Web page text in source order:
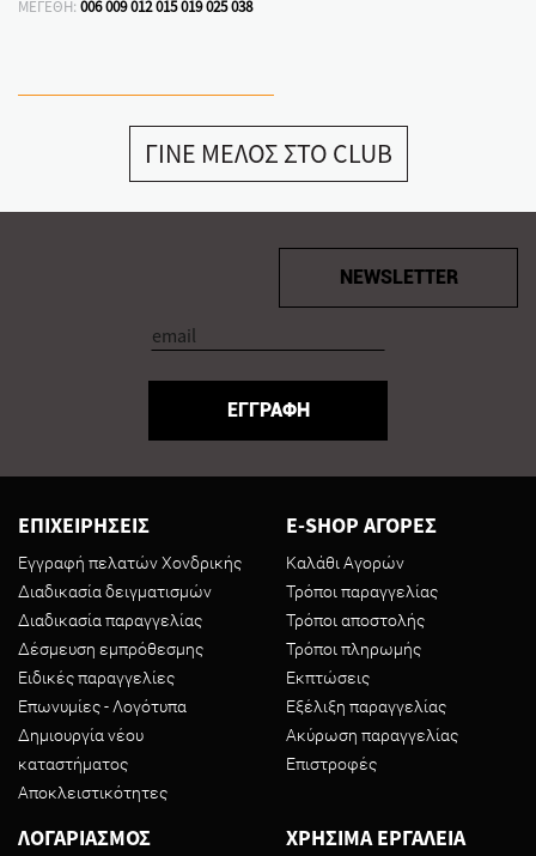
ΜΕΓΕΘΗ: 006009012015019025038
ΓΙΝΕ ΜΕΛΟΣ ΣΤΟ CLUB
NEWSLETTER
ΕΓΓΡΑΦΗ
ΕΠΙΧΕΙΡΗΣΕΙΣ
Εγγραφή πελατών Χονδρικής
Διαδικασία δειγματισμών
Διαδικασία παραγγελίας
Δέσμευση εμπρόθεσμης
Ειδικές παραγγελίες
Επωνυμίες - Λογότυπα
Δημιουργία νέου
καταστήματος
Αποκλειστικότητες
E-SHOP ΑΓΟΡΕΣ
Καλάθι Αγορών
Τρόποι παραγγελίας
Τρόποι αποστολής
Τρόποι πληρωμής
Εκπτώσεις
Εξέλιξη παραγγελίας
Ακύρωση παραγγελίας
Επιστροφές
ΛΟΓΑΡΙΑΣΜΟΣ ΧΡΗΣΙΜΑ ΕΡΓΑΛΕΙΑ